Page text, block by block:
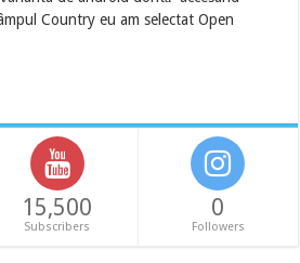
Country eu am selectat Open
15,500
Subscribers
0
Followers